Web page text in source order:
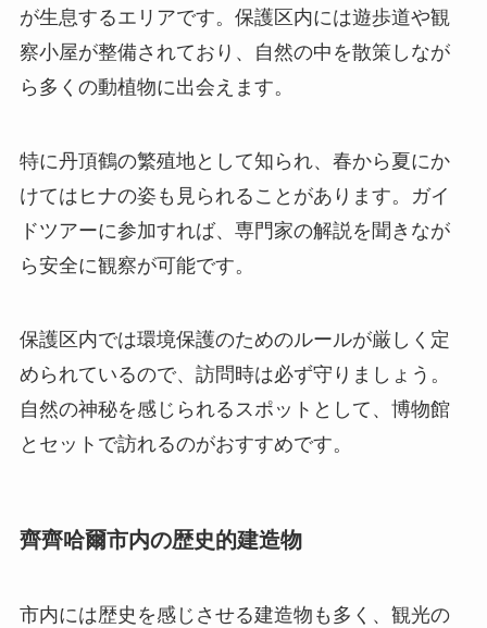
が生息するエリアです。保護区内には遊歩道や観
察小屋が整備されており、自然の中を散策しなが
ら多くの動植物に出会えます。
特に丹頂鶴の繁殖地として知られ、春から夏にか
けてはヒナの姿も見られることがあります。ガイ
ドツアーに参加すれば、専門家の解説を聞きなが
ら安全に観察が可能です。
保護区内では環境保護のためのルールが厳しく定
められているので、訪問時は必ず守りましょう。
自然の神秘を感じられるスポットとして、博物館
とセットで訪れるのがおすすめです。
齊齊哈爾市内の歴史的建造物
市内には歴史を感じさせる建造物も多く、観光の